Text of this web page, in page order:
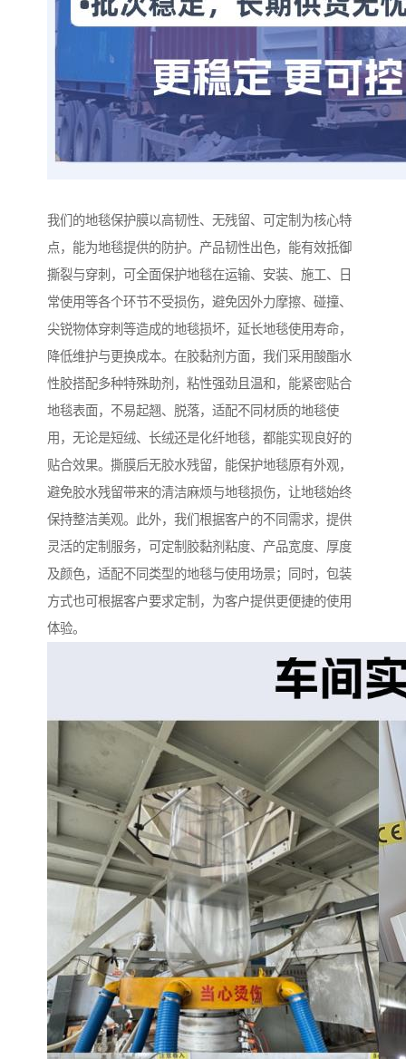
我们的地毯保护膜以高韧性、无残留、可定制为核心特
点，能为地毯提供的防护。产品韧性出色，能有效抵御
撕裂与穿刺，可全面保护地毯在运输、安装、施工、日
常使用等各个环节不受损伤，避免因外力摩擦、碰撞、
尖锐物体穿刺等造成的地毯损坏，延长地毯使用寿命，
降低维护与更换成本。在胶黏剂方面，我们采用酸酯水
性胶搭配多种特殊助剂，粘性强劲且温和，能紧密贴合
地毯表面，不易起翘、脱落，适配不同材质的地毯使
用，无论是短绒、长绒还是化纤地毯，都能实现良好的
贴合效果。撕膜后无胶水残留，能保护地毯原有外观，
避免胶水残留带来的清洁麻烦与地毯损伤，让地毯始终
保持整洁美观。此外，我们根据客户的不同需求，提供
灵活的定制服务，可定制胶黏剂粘度、产品宽度、厚度
及颜色，适配不同类型的地毯与使用场景；同时，包装
方式也可根据客户要求定制，为客户提供更便捷的使用
体验。